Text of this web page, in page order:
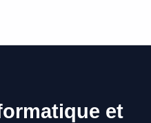
et